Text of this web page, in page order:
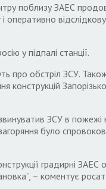
поблизу ЗАЕС
оперативно
у підпалі станції.
про обстріл ЗСУ.
конструкцій
ЗСУ в пожежі
було
градирні ЗАЕС
– коментує